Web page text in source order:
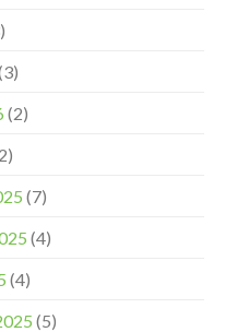
(2)
(7)
(4)
(4)
(5)